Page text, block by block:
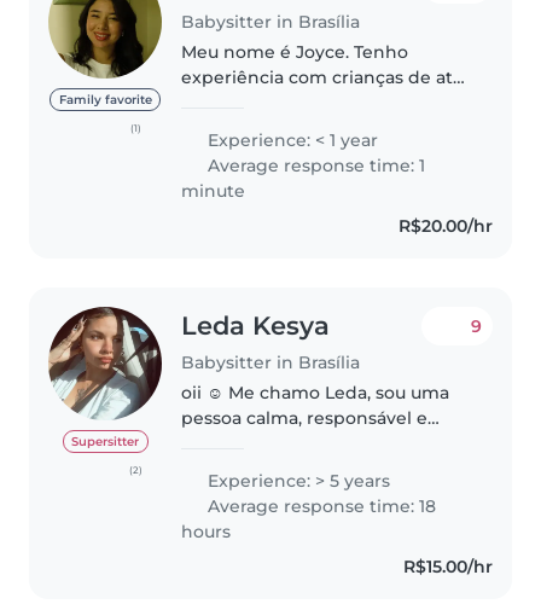
Family favorite
(1)
Babysitter in Brasília
Meu nome é Joyce. Tenho
experiência com crianças de até
escolares e rotina diária. Já atuei
como babá de forma formal
com..
Experience: < 1 year
Average response time: 1
minute
R$20.00/hr
Supersitter
(2)
Leda Kesya
Babysitter in Brasília
9
oii ☺️ Me chamo Leda, sou uma
pessoa calma, responsável e
de proporcionar um ambiente
seguro, leve e divertido para elas.
Estou me preparando na área..
Experience: > 5 years
Average response time: 18
hours
R$15.00/hr